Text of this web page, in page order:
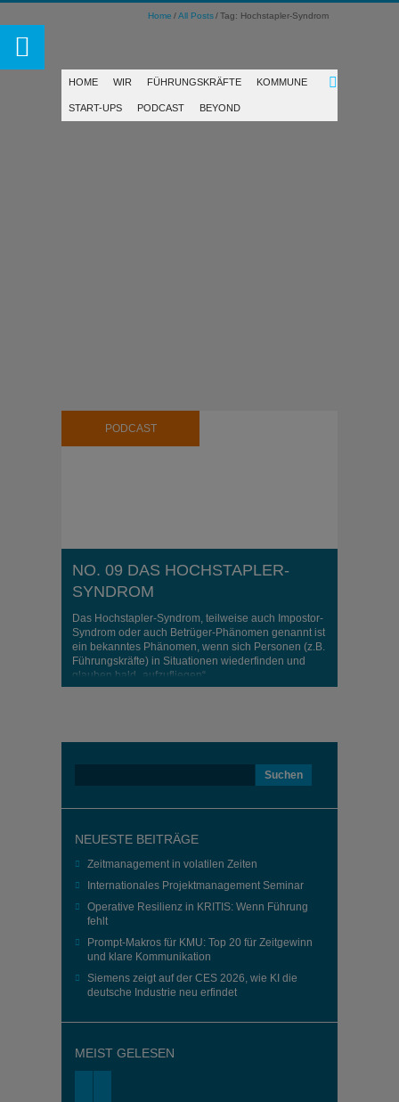
Home All Posts Tag: Hochstapler-Syndrom
HOME WIR FÜHRUNGSKRÄFTE KOMMUNE
START-UPS PODCAST BEYOND
PODCAST
NO. 09 DAS HOCHSTAPLER-
SYNDROM
Das Hochstapler-Syndrom, teilweise auch Impostor-
Syndrom oder auch Betrüger-Phänomen genannt ist
ein bekanntes Phänomen, wenn sich Personen (z.B.
Führungskräfte) in Situationen wiederfinden und
glauben bald „aufzufliegen“
NEUESTE BEITRÄGE
Zeitmanagement in volatilen Zeiten
Internationales Projektmanagement Seminar
Operative Resilienz in KRITIS: Wenn Führung
fehlt
Prompt-Makros für KMU: Top 20 für Zeitgewinn
und klare Kommunikation
Siemens zeigt auf der CES 2026, wie KI die
deutsche Industrie neu erfindet
MEIST GELESEN